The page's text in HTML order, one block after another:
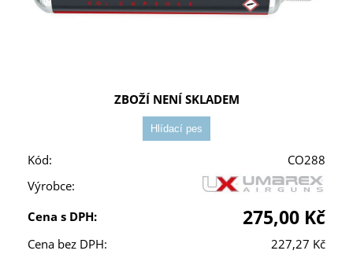
ZBOŽÍ NENÍ SKLADEM
Kód:
CO288
Výrobce:
Cena s DPH:
275,00 Kč
Cena bez DPH:
227,27 Kč